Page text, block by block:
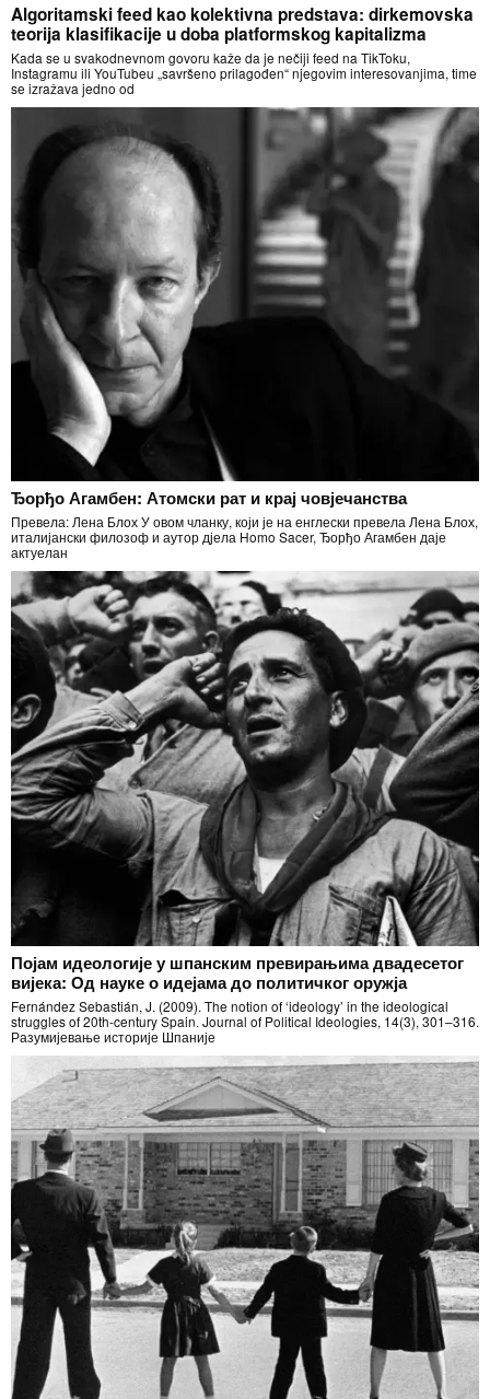
Algoritamski feed kao kolektivna predstava: dirkemovska
teorija klasifikacije u doba platformskog kapitalizma
Kada se u svakodnevnom govoru kaže da je nečiji feed na TikToku,
Instagramu ili YouTubeu „savršeno prilagođen“ njegovim interesovanjima, time
se izražava jedno od
Ђорђо Агамбен: Атомски рат и крај човјечанства
Превела: Лена Блох У овом чланку, који је на енглески превела Лена Блох,
италијански филозоф и аутор дјела Homo Sacer, Ђорђо Агамбен даје
актуелан
Појам идеологије у шпанским превирањима двадесетог
вијека: Од науке о идејама до политичког оружја
Fernández Sebastián, J. (2009). The notion of ‘ideology’ in the ideological
struggles of 20th-century Spain. Journal of Political Ideologies, 14(3), 301–316.
Разумијевање историје Шпаније